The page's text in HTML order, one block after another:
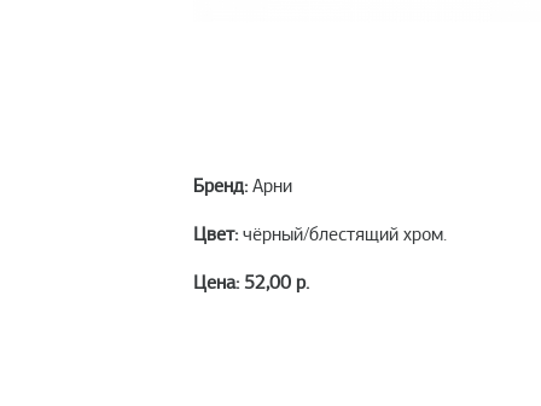
Бренд: Арни
Цвет: чёрный/блестящий хром.
Цена: 52,00 р.